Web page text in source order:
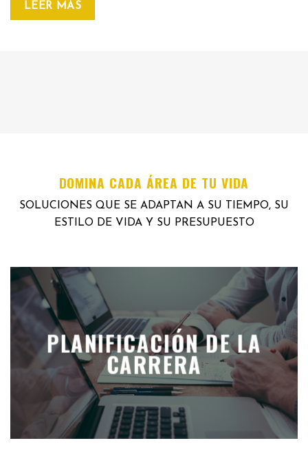
LEER MÁS
DOMINA CADA ÁREA DE TU VIDA
SOLUCIONES QUE SE ADAPTAN A SU TIEMPO, SU
ESTILO DE VIDA Y SU PRESUPUESTO
PLANIFICACIÓN DE LA
CARRERA